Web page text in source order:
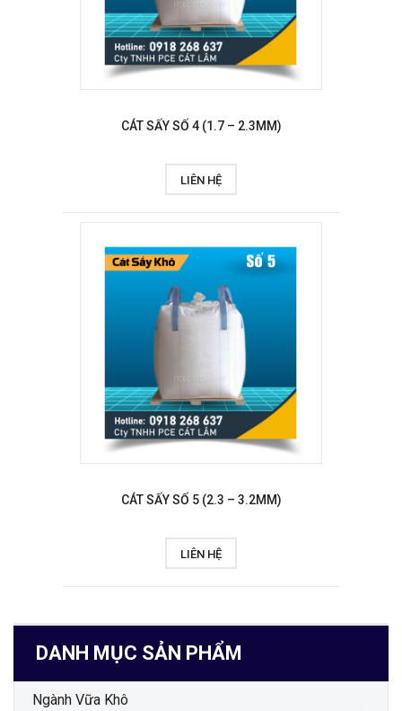
CÁT SẤY SỐ 4 (1.7 – 2.3MM)
LIÊN HỆ
CÁT SẤY SỐ 5 (2.3 – 3.2MM)
LIÊN HỆ
DANH MỤC SẢN PHẨM
Ngành Vữa Khô